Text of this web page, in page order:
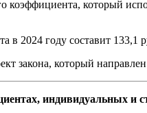
который
в 2024 году составит
закона, который
индивидуальных и